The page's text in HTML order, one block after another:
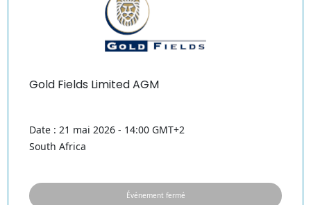
Gold Fields Limited AGM
Date : 21 mai 2026 - 14:00 GMT+2
South Africa
Événement fermé